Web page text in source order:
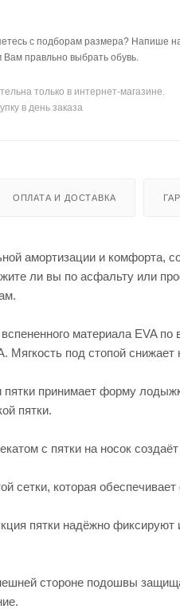
с подборам размера? Напише
правльно выбрать обувь.
только в интернет-магазине.
в день заказа
ОПЛАТА И ДОСТАВКА
амортизации и комфорта,
ли вы по асфальту или
материала EVA по
под стопой снижает
принимает форму
пятки.
с пятки на носок
сетки, которая
пятки надёжно фиксируют
стороне подошвы